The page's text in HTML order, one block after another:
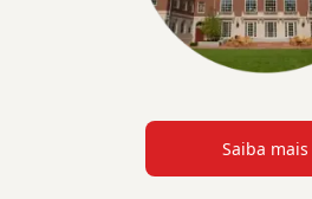
Saiba mais